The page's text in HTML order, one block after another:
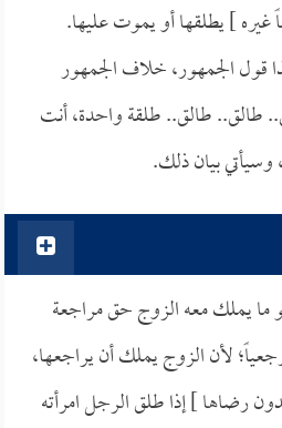
] يطلقها أو يموت عليها.
قول الجمهور، خلاف الجمهور
طالق.. طالق.. طلقة واحدة، أنت
بيان ذلك.
ما يملك معه الزوج حق مراجعة
لأن الزوج يملك أن يراجعها،
رضاها ] إذا طلق الرجل امرأته